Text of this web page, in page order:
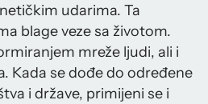
udarima. Ta
blage veze sa životom.
mreže ljudi, ali i
Kada se dođe do određene
i države, primijeni se i